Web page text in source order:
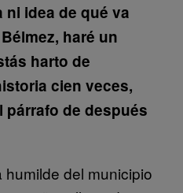
ni idea de qué va
haré un
harto de
cien veces,
párrafo de después
del municipio